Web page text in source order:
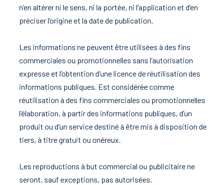
n’en altérer ni le sens, ni la portée, ni l’application et d’en
préciser l’origine et la date de publication.
Les informations ne peuvent être utilisées à des fins
commerciales ou promotionnelles sans l’autorisation
expresse et l’obtention d’une licence de réutilisation des
informations publiques. Est considérée comme
réutilisation à des fins commerciales ou promotionnelles
l’élaboration, à partir des informations publiques, d’un
produit ou d’un service destiné à être mis à disposition de
tiers, à titre gratuit ou onéreux.
Les reproductions à but commercial ou publicitaire ne
seront, sauf exceptions, pas autorisées.